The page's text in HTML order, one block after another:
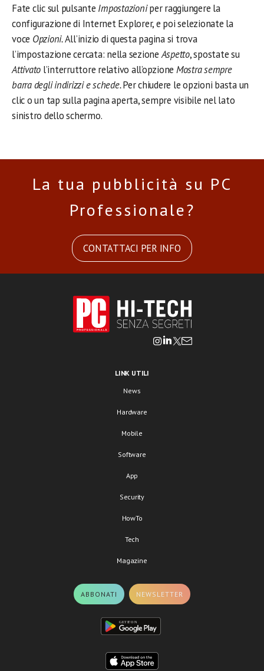
Fate clic sul pulsante Impostazioniper raggiungere la
configurazione di Internet Explorer, e poi selezionate la
voce Opzioni.All’inizio di questa pagina si trova
l’impostazione cercata: nella sezioneAspetto, spostate su
Attivato l’interruttore relativo all’opzione Mostra sempre
barra degli indirizzi e schede.Per chiudere le opzioni basta un
clic o un tap sulla pagina aperta, sempre visibile nel lato
sinistro dello schermo.
La tua pubblicità su PC
Professionale?
CONTATTACI PER INFO
LINK UTILI
News
Hardware
Mobile
Software
App
Security
HowTo
Tech
Magazine
ABBONATI NEWSLETTER